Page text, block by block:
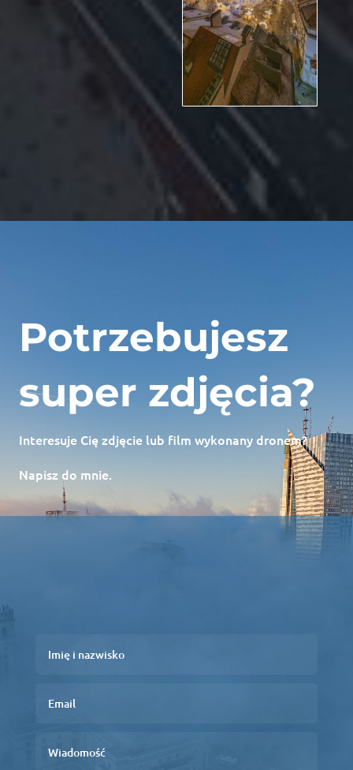
Potrzebujesz
super zdjęcia?
Interesuje Cię zdjęcie lub film wykonany dronem?
Napisz do mnie.